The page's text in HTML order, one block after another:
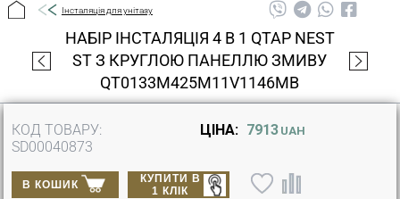
Інсталяція для унітазу
НАБІР ІНСТАЛЯЦІЯ 4 В 1 QTAP NEST
ST З КРУГЛОЮ ПАНЕЛЛЮ ЗМИВУ
QT0133M425M11V1146MB
КОД ТОВАРУ:
SD00040873
ЦІНА: 7913 UAH
В КОШИК
КУПИТИ В
1 КЛІК